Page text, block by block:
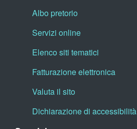
Albo pretorio
Servizi online
Elenco siti tematici
Fatturazione elettronica
Valuta il sito
Dichiarazione di accessibilità